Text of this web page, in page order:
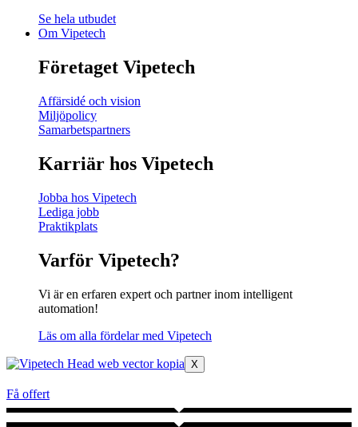
Se hela utbudet
Om Vipetech
Företaget Vipetech
Affärsidé och vision
Miljöpolicy
Samarbetspartners
Karriär hos Vipetech
Jobba hos Vipetech
Lediga jobb
Praktikplats
Varför Vipetech?
Vi är en erfaren expert och partner inom intelligent
automation!
Läs om alla fördelar med Vipetech
X
Få offert